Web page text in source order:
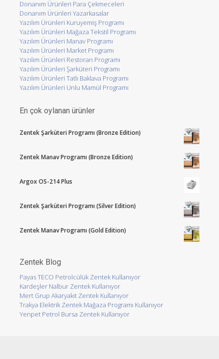
Donanım Ürünleri Para Çekmeceleri
Donanım Ürünleri Yazarkasalar
Yazılım Ürünleri Kuruyemiş Programı
Yazılım Ürünleri Mağaza Tekstil Programı
Yazılım Ürünleri Manav Programı
Yazılım Ürünleri Market Programı
Yazılım Ürünleri Restoran Programı
Yazılım Ürünleri Şarküteri Programı
Yazılım Ürünleri Tatlı Baklava Programı
Yazılım Ürünleri Unlu Mamül Programı
En çok oylanan ürünler
Zentek Şarküteri Programı (Bronze Edition)
Zentek Manav Programı (Bronze Edition)
Argox OS-214 Plus
Zentek Şarküteri Programı (Silver Edition)
Zentek Manav Programı (Gold Edition)
Zentek Blog
Payas TECO Petrolcülük Zentek Kullanıyor
Kardeşler Nalbur Zentek Kullanıyor
Mert Grup Akaryakıt Zentek Kullanıyor
Trakya Elektrik Zentek Mağaza Programı Kullanıyor
Yenpet Petrol Bursa Zentek Kullanıyor